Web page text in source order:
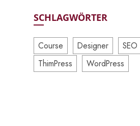
SCHLAGWÖRTER
Course Designer
SEO
ThimPress
WordPress